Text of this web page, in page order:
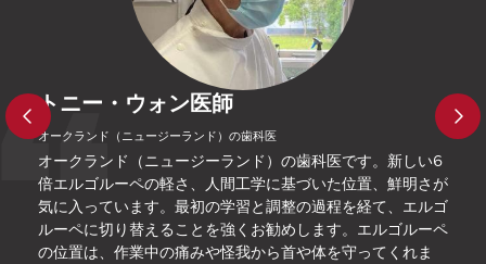
トニー・ウォン医師
オークランド（ニュージーランド）の歯科医
オークランド（ニュージーランド）の歯科医です。新しい6
倍エルゴルーペの軽さ、人間工学に基づいた位置、鮮明さが
気に入っています。最初の学習と調整の過程を経て、エルゴ
ルーペに切り替えることを強くお勧めします。エルゴルーペ
の位置は、作業中の痛みや怪我から首や体を守ってくれま
リマ